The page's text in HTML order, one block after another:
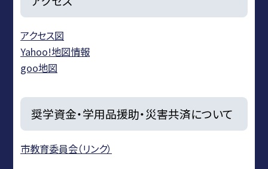
アクセス図
Yahoo!地図情報
goo地図
奨学資金・学用品援助・災害共済について
市教育委員会（リンク）